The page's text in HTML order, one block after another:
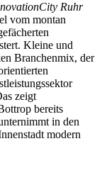
Ruhr
vom montan
Kleine und
Branchenmix, der
zeigt
bereits
in den
modern